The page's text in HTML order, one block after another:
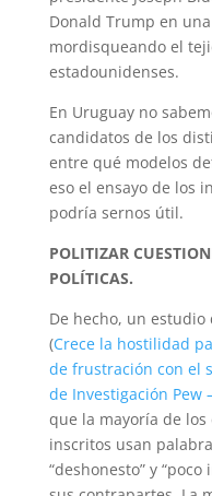
Donald Trump en
mordisqueando el
estadounidenses.
En Uruguay no
candidatos de los
entre qué modelos
eso el ensayo de los
podría sernos útil.
POLITIZAR
POLÍTICAS.
De hecho, un estudio
(Crece la hostilidad
de frustración con el
de Investigación Pew
que la mayoría de
inscritos usan
“deshonesto” y